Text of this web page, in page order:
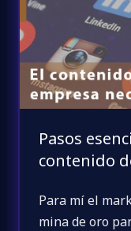
Pasos
contenido
Para mí el
mina de oro